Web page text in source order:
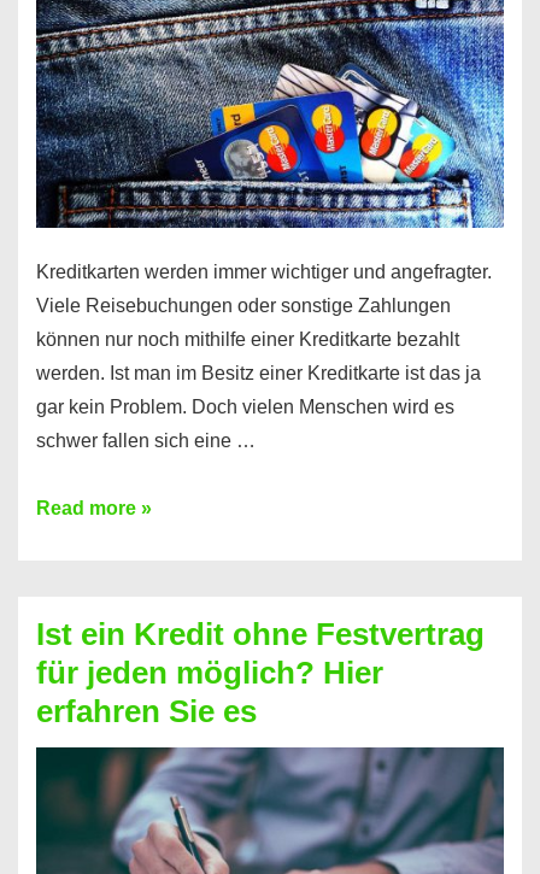
Kreditkarten werden immer wichtiger und angefragter.
Viele Reisebuchungen oder sonstige Zahlungen
können nur noch mithilfe einer Kreditkarte bezahlt
werden. Ist man im Besitz einer Kreditkarte ist das ja
gar kein Problem. Doch vielen Menschen wird es
schwer fallen sich eine …
Kreditkarte
Prepaid
ist
nicht
nur
für
Handy
Read more »
Ist ein Kredit ohne Festvertrag
für jeden möglich? Hier
erfahren Sie es